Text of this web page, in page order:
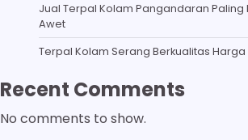
Jual Terpal Kolam Pangandaran Paling
Awet
Terpal Kolam Serang Berkualitas
Recent Comments
No comments to show.